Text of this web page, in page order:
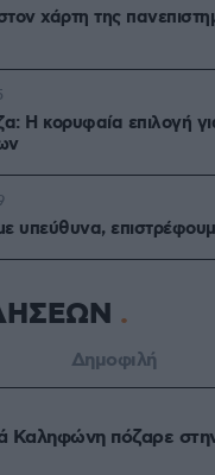
χάρτη της
Η κορυφαία επιλογή
υπεύθυνα,
Δημοφιλή
Καληφώνη πόζαρε